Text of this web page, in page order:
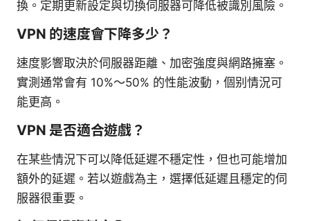
換。定期更新設定與切換伺服器可降低被識別風險。
VPN 的速度會下降多少？
速度影響取決於伺服器距離、加密強度與網路擁塞。
實測通常會有 10%～50% 的性能波動，個别情況可
能更高。
VPN 是否適合遊戲？
在某些情況下可以降低延遲不穩定性，但也可能增加
額外的延遲。若以遊戲為主，選擇低延遲且穩定的伺
服器很重要。